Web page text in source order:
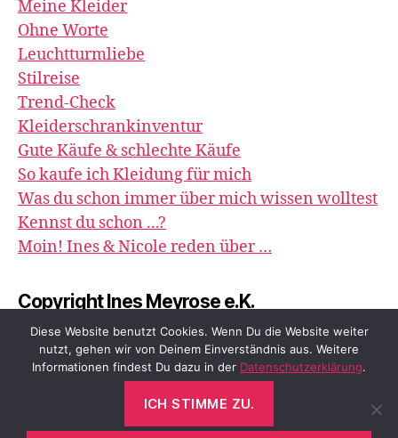
Meine Kleider
Ohne Worte
Leuchtturmliebe
Stilreise
Trend-Check
Kleiderschrankinventur
Gute Käufe & schlechte Käufe
So kaufe ich Kleidung für mich
Was du schon immer über mich wissen wolltest
Kennst du schon ...?
Moin! Ines & Nicole reden über …
Copyright Ines Meyrose e.K.
image&impression
↑
Diese Website benutzt Cookies. Wenn Du die Website weiter
nutzt, gehen wir von Deinem Einverständnis aus. Weitere
Informationen findest Du dazu in der Datenschutzerklärung.
ICH STIMME ZU.